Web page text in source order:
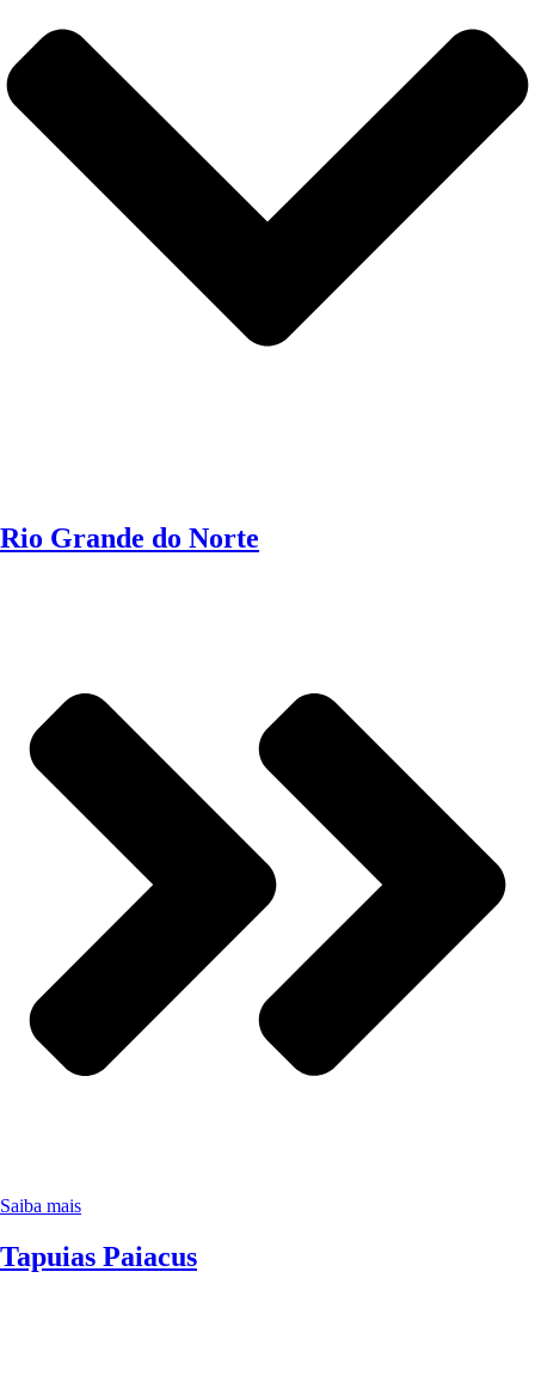
Rio Grande do Norte
Saiba mais
Tapuias Paiacus